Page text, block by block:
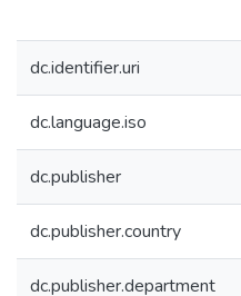
dc.identifier.uri
dc.language.iso
dc.publisher
dc.publisher.country
dc.publisher.department